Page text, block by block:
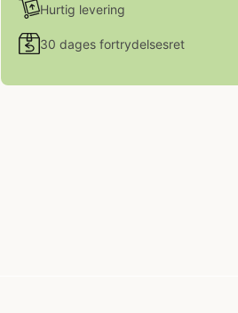
Hurtig levering
30 dages fortrydelsesret